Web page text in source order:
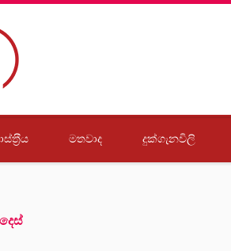
මතවාද දුක්ගැනවිලි
දෙස්